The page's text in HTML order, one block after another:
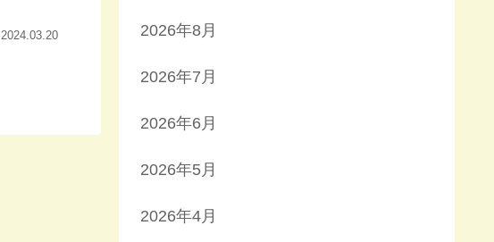
2024.03.20 2026年8月
2026年7月
2026年6月
2026年5月
2026年4月